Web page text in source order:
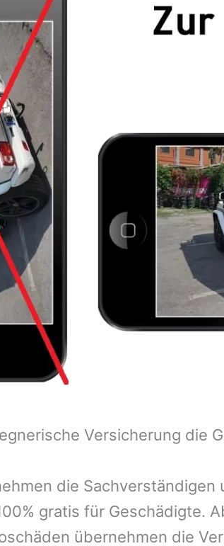
Versicherung die
die
gratis für Geschädigte.
übernehmen die